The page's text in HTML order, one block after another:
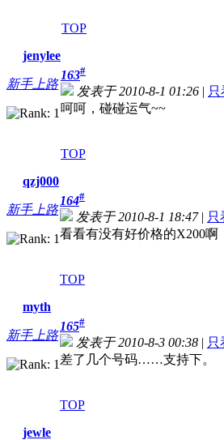
TOP
jenylee
新手上路
163#
发表于 2010-8-1 01:26 |
呵呵，碰碰运气~~
TOP
qzj000
新手上路
164#
发表于 2010-8-1 18:47| 只
看看有没有好价格的X200啊
TOP
myth
新手上路
165#
发表于 2010-8-3 00:38 | 只
差了几个号码……支持下。
TOP
jewle